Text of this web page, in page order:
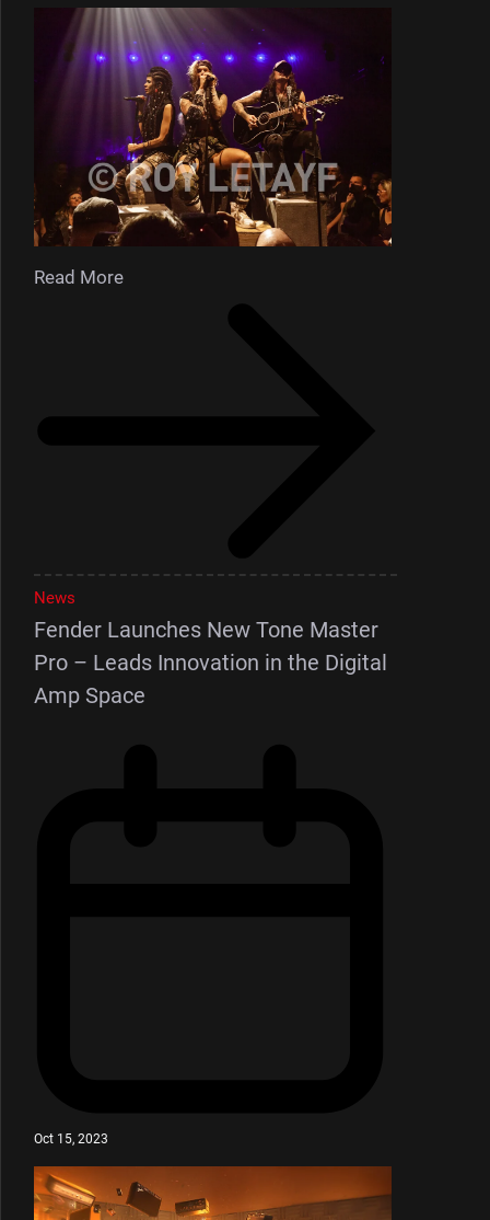
Read More
News
Fender Launches New Tone Master
Pro – Leads Innovation in the Digital
Amp Space
Oct 15, 2023